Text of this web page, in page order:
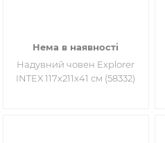
Нема в наявності
Надувний човен Explorer
INTEX 117х211х41 см (58332)